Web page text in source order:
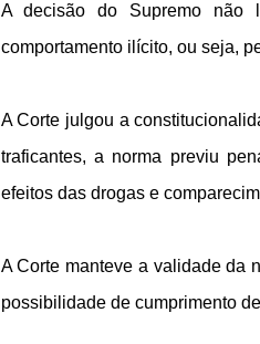
A decisão do Supremo não
comportamento ilícito, ou seja,
A Corte julgou a
traficantes, a norma previu
efeitos das drogas e
A Corte manteve a validade da
possibilidade de cumprimento